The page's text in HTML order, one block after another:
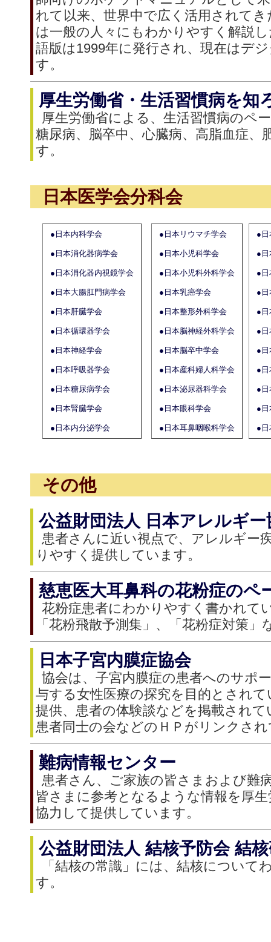
れて以来、世界中で広く活用されて
は一般の人々にもわかりやすく解説
語版は1999年に発行され、現在はデ
す。
厚生労働省・生活習慣病を知
厚生労働省による、生活習慣病のペ
糖尿病、脳卒中、心臓病、高脂血症
す。
日本医学会分科会
●日本内科学会
●日本消化器病学会
●日本消化器内視鏡学会
●日本大腸肛門病学会
●日本肝臓学会
●日本循環器学会
●日本神経学会
●日本呼吸器学会
●日本糖尿病学会
●日本腎臓学会
●日本内分泌学会
●日本リウマチ学会
●日本小児科学会
●日本小児科外科学会
●日本乳癌学会
●日本整形外科学会
●日本脳神経外科学会
●日本脳卒中学会
●日本産科婦人科学会
●日本泌尿器科学会
●日本眼科学会
●日本耳鼻咽喉科学会
●日
●日
●日
●日
●日
●日
●日
●日
●日
●日
●日
その他
公益財団法人 日本アレルギー
患者さんに近い視点で、アレルギー
りやすく提供しています。
慈恵医大耳鼻科の花粉症のペ
花粉症患者にわかりやすく書かれて
「花粉飛散予測集」、「花粉症対策
日本子宮内膜症協会
協会は、子宮内膜症の患者へのサポ
与する女性医療の探究を目的とされ
提供、患者の体験談などを掲載されて
患者同士の会などのＨＰがリンクさ
難病情報センター
患者さん、ご家族の皆さまおよび難
皆さまに参考となるような情報を厚
協力して提供しています。
公益財団法人 結核予防会 結
「結核の常識」には、結核について
す。